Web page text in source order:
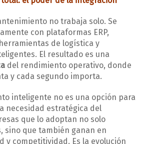
no trabaja solo. Se
con plataformas ERP,
de logística y
El resultado es una
del rendimiento operativo, donde
y cada segundo importa.
inteligente no es una opción para
necesidad estratégica del
que lo adoptan no solo
sino que también ganan en
y competitividad. Es la evolución